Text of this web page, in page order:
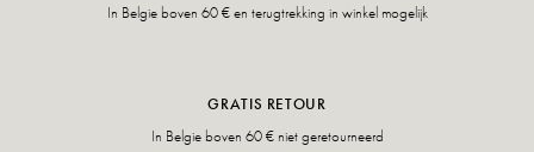
In Belgie boven 60 € en terugtrekking in winkel mogelijk
GRATIS RETOUR
In Belgie boven 60 € niet geretourneerd